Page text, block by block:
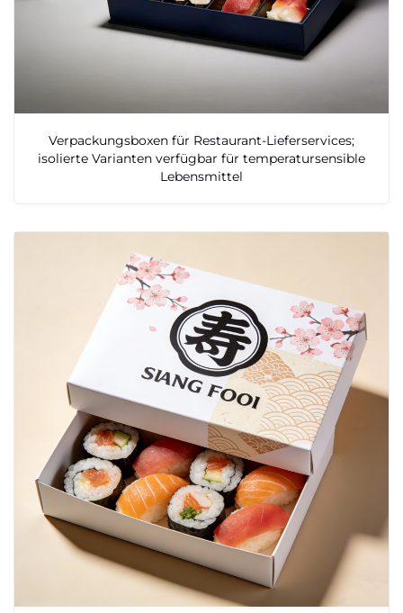
Verpackungsboxen für Restaurant-Lieferservices;
isolierte Varianten verfügbar für temperatursensible
Lebensmittel